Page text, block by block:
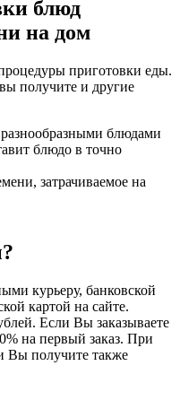
блюд
на дом
приготовки еды.
получите и другие
блюдами
блюдо в точно
затрачиваемое на
курьеру, банковской
картой на сайте.
Если Вы заказываете
на первый заказ. При
Вы получите также